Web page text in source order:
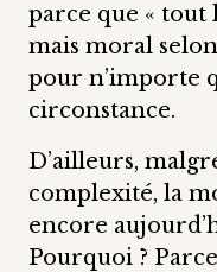
parce que « tout
mais moral
pour n’importe
circonstance.
D’ailleurs,
complexité, la
encore
Pourquoi ?